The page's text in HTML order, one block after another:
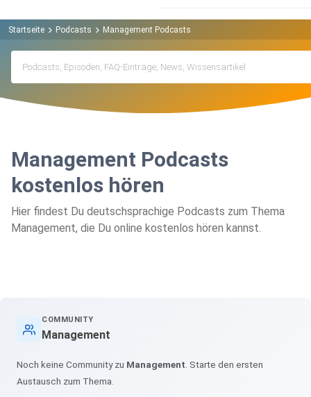
Startseite Podcasts Management Podcasts
Management Podcasts
kostenlos hören
Hier findest Du deutschsprachige Podcasts zum Thema
Management, die Du online kostenlos hören kannst.
COMMUNITY
Management
Noch keine Community zu Management . Starte den ersten
Austausch zum Thema.